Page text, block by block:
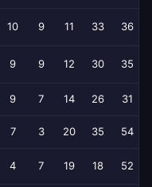
10 9 11 33 36
9 9 12 30 35
9 7 14 26 31
7 3 20 35 54
4 7 19 18 52